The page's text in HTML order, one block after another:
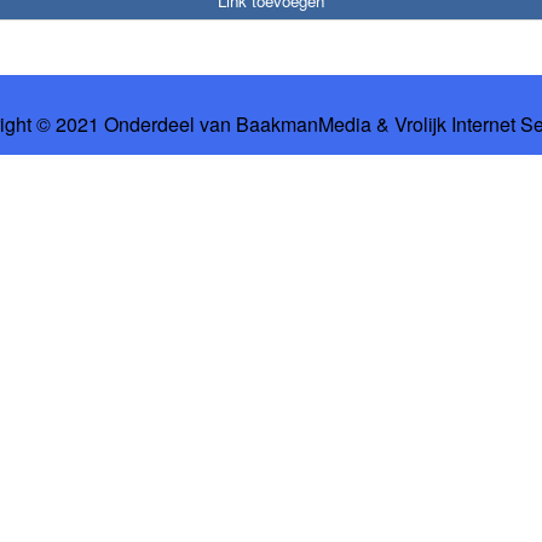
© 2021 Onderdeel van BaakmanMedia& Vrolijk Internet